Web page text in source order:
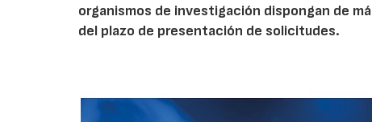
organismos de investigación dispongan de
del plazo de presentación de solicitudes.